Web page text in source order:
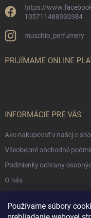
Používame súbory
https://
105711488930384
muschio_perfumery
PRIJÍMAME ONLINE
INFORMÁCIE PRE VÁS
Ako nakupovať v našej e-
Všeobecné obchodné
Podmienky ochrany
O nás
NÁKUPNÝ KOŠÍK